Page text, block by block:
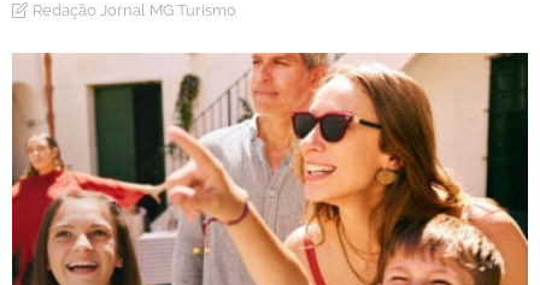
Redação Jornal MG Turismo